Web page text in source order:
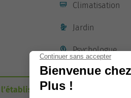
Climatisation
Jardin
Psychologue